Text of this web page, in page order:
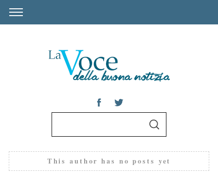
r
c
S
C
H
This author has no posts yet